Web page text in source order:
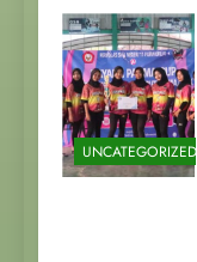
UNCATEGORIZED